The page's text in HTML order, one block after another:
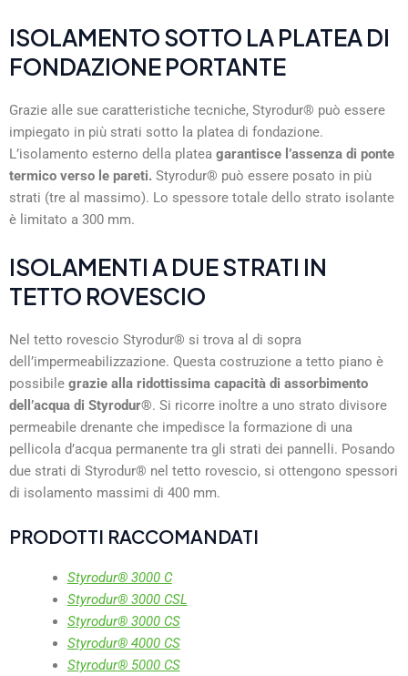
ISOLAMENTO SOTTO LA PLATEA DI
FONDAZIONE PORTANTE
Grazie alle sue caratteristiche tecniche, Styrodur® può essere
impiegato in più strati sotto la platea di fondazione.
L’isolamento esterno della platea garantisce l’assenza di ponte
termico verso le pareti. Styrodur® può essere posato in più
strati (tre al massimo). Lo spessore totale dello strato isolante
è limitato a 300 mm.
ISOLAMENTI A DUE STRATI IN
TETTO ROVESCIO
Nel tetto rovescio Styrodur® si trova al di sopra
dell’impermeabilizzazione. Questa costruzione a tetto piano è
possibile grazie alla ridottissima capacità di assorbimento
dell’acqua di Styrodur®. Si ricorre inoltre a uno strato divisore
permeabile drenante che impedisce la formazione di una
pellicola d’acqua permanente tra gli strati dei pannelli. Posando
due strati di Styrodur® nel tetto rovescio, si ottengono spessori
di isolamento massimi di 400 mm.
PRODOTTI RACCOMANDATI
Styrodur® 3000 C
Styrodur® 3000 CSL
Styrodur® 3000 CS
Styrodur® 4000 CS
Styrodur® 5000 CS